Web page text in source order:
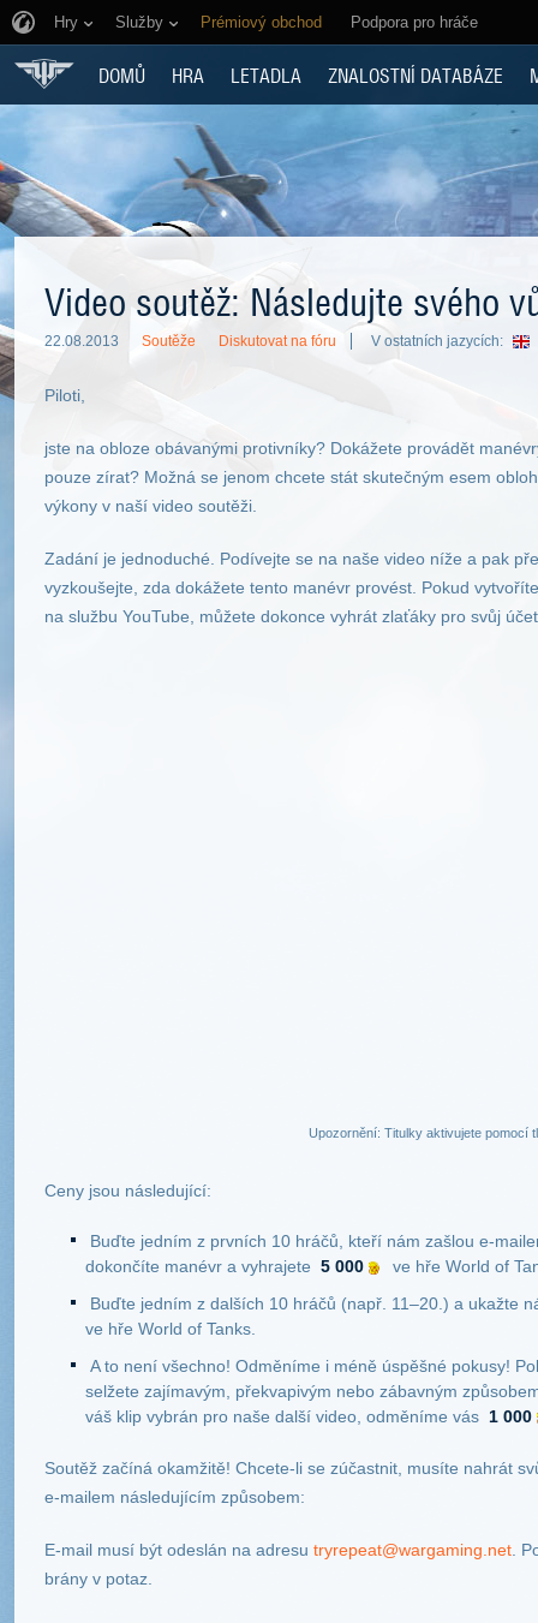
Hry Služby Prémiový obchod Podpora pro hráče
DOMŮ HRA LETADLA ZNALOSTNÍ DATABÁZE
Video soutěž: Následujte svého
22.08.2013 Soutěže Diskutovat na fóru V ostatních jazycích:
Piloti,
jste na obloze obávanými protivníky? Dokážete provádět
pouze zírat? Možná se jenom chcete stát skutečným esem
výkony v naší video soutěži.
Zadání je jednoduché. Podívejte se na naše video níže a pak
vyzkoušejte, zda dokážete tento manévr provést. Pokud
na službu YouTube, můžete dokonce vyhrát zlaťáky pro svůj
Upozornění: Titulky aktivujete pomocí
Ceny jsou následující:
Buďte jedním z prvních 10 hráčů, kteří nám zašlou e-
dokončíte manévr a vyhrajete 5 000
ve hře World of
Buďte jedním z dalších 10 hráčů (např. 11–20.) a ukažte
ve hře World of Tanks.
A to není všechno! Odměníme i méně úspěšné pokusy!
selžete zajímavým, překvapivým nebo zábavným
váš klip vybrán pro naše další video, odměníme vás 1 000
Soutěž začíná okamžitě! Chcete-li se zúčastnit, musíte nahrát
e-mailem následujícím způsobem:
E-mail musí být odeslán na adresu tryrepeat@wargaming.net .
brány v potaz.